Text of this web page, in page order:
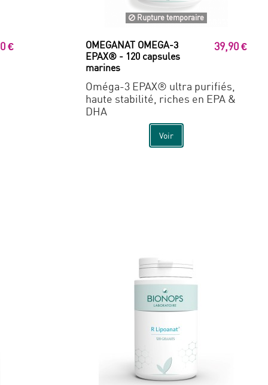
€
Rupture temporaire
OMEGANAT OMEGA-3
EPAX® - 120 capsules
marines
39,90 €
Oméga-3 EPAX® ultra purifiés,
haute stabilité, riches en EPA &
DHA
Voir